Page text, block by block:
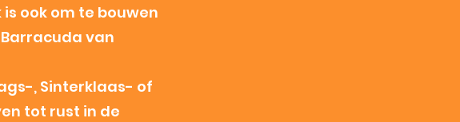
ook om te bouwen
van
, Sinterklaas- of
tot rust in de